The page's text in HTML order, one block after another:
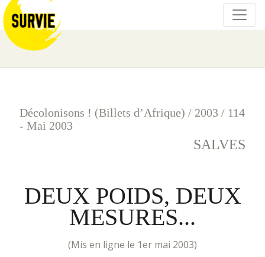
Décolonisons ! (Billets d’Afrique) / 2003 / 114
- Mai 2003
SALVES
DEUX POIDS, DEUX
MESURES...
(mis en ligne le 1er mai 2003)